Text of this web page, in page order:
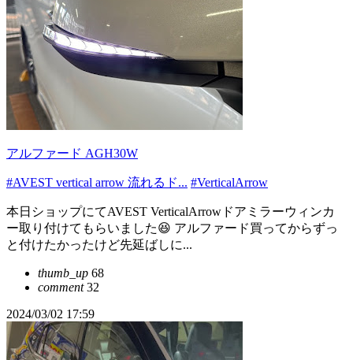
アルファード AGH30W
#AVEST vertical arrow 流れるド... #VerticalArrow
本日ショップにてAVEST VerticalArrowドアミラーウィンカ
ー取り付けてもらいました😆 アルファード買ってからずっ
と付けたかったけど先延ばしに...
thumb_up 68
comment32
2024/03/02 17:59